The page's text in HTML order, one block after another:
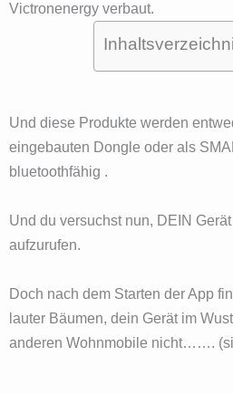
Victronenergy verbaut.
Und diese Produkte werden
eingebauten Dongle oder als
bluetoothfähig .
Und du versuchst nun, DEIN
aufzurufen.
Doch nach dem Starten der App
lauter Bäumen, dein Gerät im
anderen Wohnmobile nicht…….